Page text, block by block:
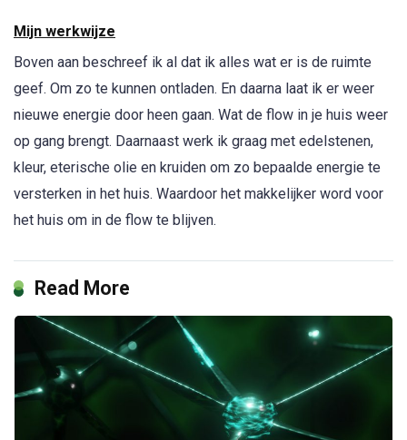
Mijn werkwijze
Boven aan beschreef ik al dat ik alles wat er is de ruimte
geef. Om zo te kunnen ontladen. En daarna laat ik er weer
nieuwe energie door heen gaan. Wat de flow in je huis weer
op gang brengt. Daarnaast werk ik graag met edelstenen,
kleur, eterische olie en kruiden om zo bepaalde energie te
versterken in het huis. Waardoor het makkelijker word voor
het huis om in de flow te blijven.
Read More